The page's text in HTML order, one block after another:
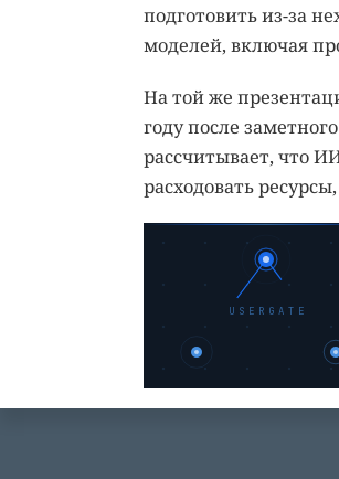
подготовить из-за
моделей, включая
На той же
году после
рассчитывает, что
расходовать
USERGATE